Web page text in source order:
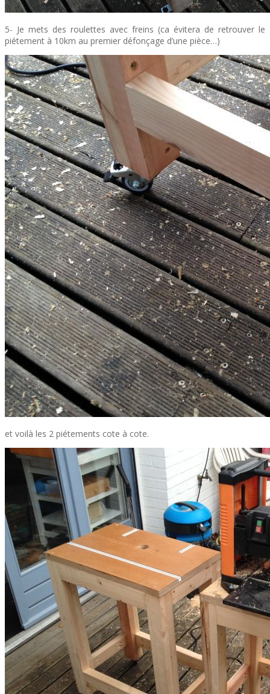
5- Je mets des roulettes avec freins (ca évitera de retrouver le
piétement à 10km au premier défonçage d’une pièce…)
et voilà les 2 piétements cote à cote.